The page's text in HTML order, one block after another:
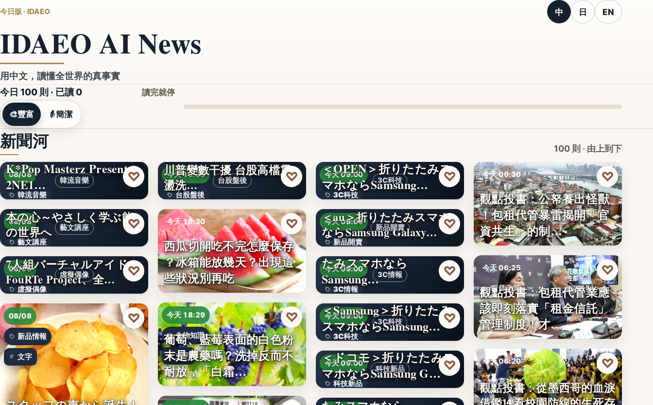
今日版 · IDAEO 中 日 EN
IDAEO AI News
用中文，讀懂全世界的真事實
今日 100 則 · 已讀 0 讀完就停
🎨豐富 👵簡潔
新聞河 100 則 · 由上到下
韓流音樂
08/08
韓流音樂
文字
K*Pop Masterz Presents
2NE1…
♡
藝文講座
08/08
藝文講座
1,000円
見て、知って、感じる日
本の心～やさしく学ぶ能
の世界へ
♡
虛擬偶像
08/08
虛擬偶像
10
7人組バーチャルアイドル
FouRTe Project、全…
♡
08/08
新品情報
文字
♡
台股盤後
今天 18:33
台股盤後
170.79
川普變數干擾 台股高檔震
盪洗…
♡
今天 18:30
食物安全
文字
西瓜切開吃不完怎麼保存
？冰箱能放幾天？出現這
些狀況別再吃
♡
今天 18:29
食物知識
文字
葡萄、藍莓表面的白色粉
末是農藥嗎？洗掉反而不
耐放，「白霜…
♡
3C科技
今天 09:00
3C科技
文字
＜OPEN＞折りたたみス
マホならSamsung…
♡
新品開賣
今天 09:00
新品開賣
4.1
＜au＞折りたたみスマホ
ならSamsung Galaxy…
♡
3C情報
今天 09:00
3C情報
文字
＜ソフトバンク＞折りた
たみスマホなら
Samsung…
♡
3C科技
今天 09:00
3C科技
文字
＜Samsung＞折りたたみ
スマホならSamsung… ♡
科技新品
今天 09:00
科技新品
＜ドコモ＞折りたたみス
マホならSamsung G… ♡
＜楽天モバイル＞折りた
今天 06:30
時事評論
文字
觀點投書：公帑養出怪獸
！包租代管暴雷揭開「官
資共生」的制…
♡
今天 06:25
租賃政策
文字
觀點投書：包租代管業應
該即刻落實「租金信託」
管理制度！才…
♡
今天 06:20
教育社會
2014年
觀點投書：從墨西哥的血淚
♡